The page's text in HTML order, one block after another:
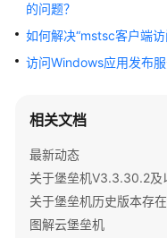
说
明
快
入
门
用
户
指
南
的问题？
如何解决“mstsc客户端
访问Windows应用发布服
相关文档
最新动态
关于堡垒机V3.3.30.2及
关于堡垒机历史版本存
图解云堡垒机